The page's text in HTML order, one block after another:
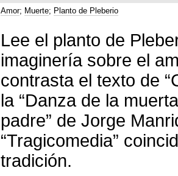
Amor; Muerte; Planto de Pleberio
Lee el planto de
imaginería sobre el
contrasta el texto de
la “Danza de la
padre” de Jorge
“Tragicomedia”
tradición.